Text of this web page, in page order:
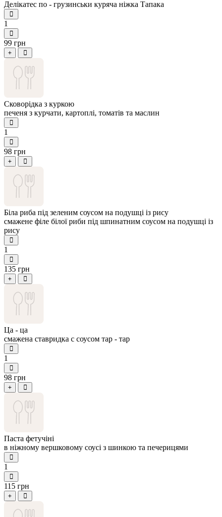
Делікатес по - грузинськи куряча ніжка Тапака
1
99 грн
+
Сковорідка з куркою
печеня з курчати, картоплі, томатів та маслин
1
98 грн
+
Біла риба під зеленим соусом на подушці із рису
смажене філе білої риби під шпинатним соусом на подушці із
рису
1
135 грн
+
Ца - ца
смажена ставридка с соусом тар - тар
1
98 грн
+
Паста фетучіні
в ніжному вершковому соусі з шинкою та печерицями
1
115 грн
+